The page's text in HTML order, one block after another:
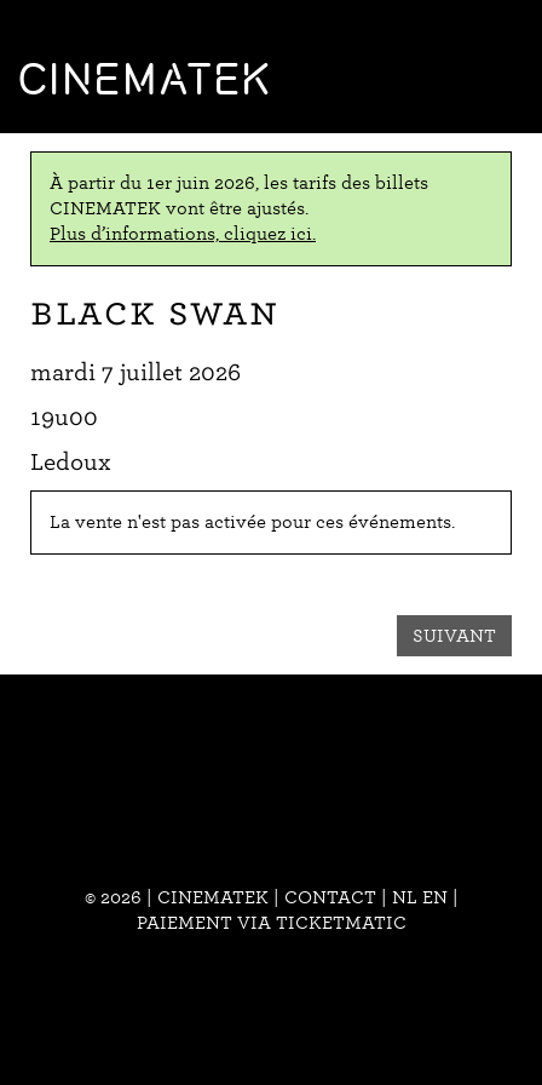
CINEMATEK
À partir du 1er juin 2026, les tarifs des billets
CINEMATEK vont être ajustés.
Plus d’informations, cliquez ici.
Black Swan
mardi 7 juillet 2026
19u00
Ledoux
La vente n'est pas activée pour ces événements.
SUIVANT
© 2026 | CINEMATEK | CONTACT| NL EN
PAIEMENT VIA TICKETMATIC